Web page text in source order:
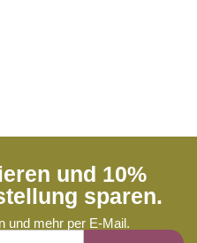
und 10%
sparen.
und mehr per E-Mail.